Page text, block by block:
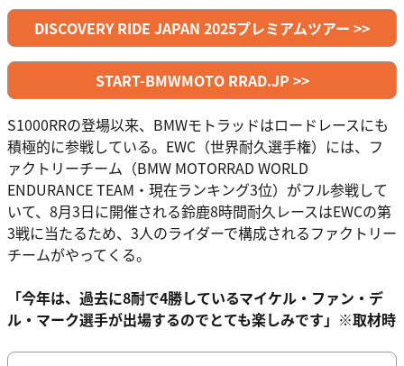
DISCOVERY RIDE JAPAN 2025プレミアムツアー >>
START-BMWMOTO RRAD.JP >>
S1000RRの登場以来、BMWモトラッドはロードレースにも
積極的に参戦している。EWC（世界耐久選手権）には、フ
ァクトリーチーム（BMW MOTORRAD WORLD
ENDURANCE TEAM・現在ランキング3位）がフル参戦して
いて、8月3日に開催される鈴鹿8時間耐久レースはEWCの第
3戦に当たるため、3人のライダーで構成されるファクトリー
チームがやってくる。
「今年は、過去に8耐で4勝しているマイケル・ファン・デ
ル・マーク選手が出場するのでとても楽しみです」※取材時